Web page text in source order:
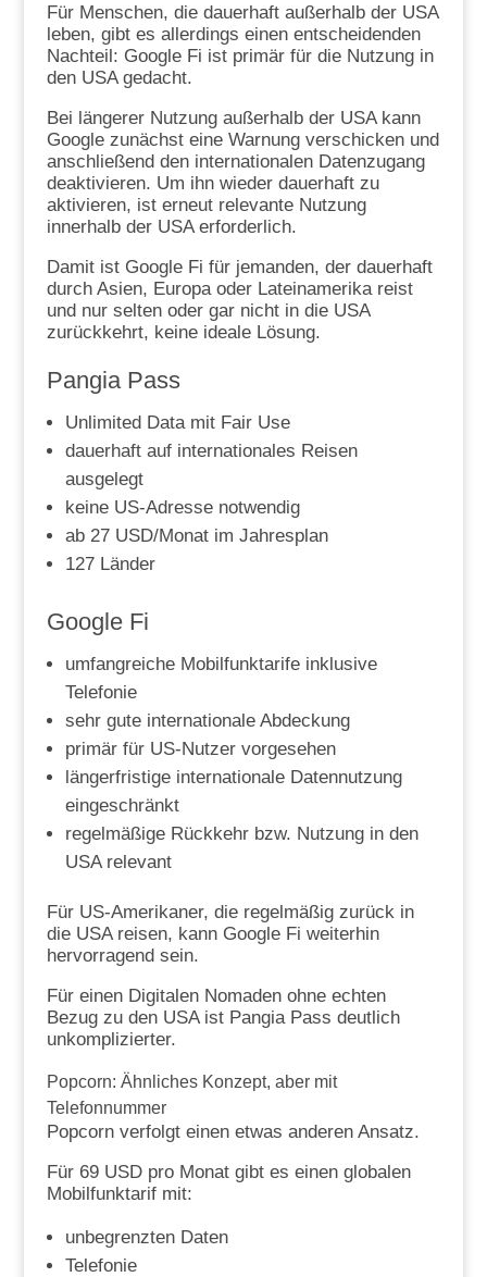
Für Menschen, die dauerhaft außerhalb der USA
leben, gibt es allerdings einen entscheidenden
Nachteil: Google Fi ist primär für die Nutzung in
den USA gedacht.
Bei längerer Nutzung außerhalb der USA kann
Google zunächst eine Warnung verschicken und
anschließend den internationalen Datenzugang
deaktivieren. Um ihn wieder dauerhaft zu
aktivieren, ist erneut relevante Nutzung
innerhalb der USA erforderlich.
Damit ist Google Fi für jemanden, der dauerhaft
durch Asien, Europa oder Lateinamerika reist
und nur selten oder gar nicht in die USA
zurückkehrt, keine ideale Lösung.
Pangia Pass
Unlimited Data mit Fair Use
dauerhaft auf internationales Reisen
ausgelegt
keine US-Adresse notwendig
ab 27 USD/Monat im Jahresplan
127 Länder
Google Fi
umfangreiche Mobilfunktarife inklusive
Telefonie
sehr gute internationale Abdeckung
primär für US-Nutzer vorgesehen
längerfristige internationale Datennutzung
eingeschränkt
regelmäßige Rückkehr bzw. Nutzung in den
USA relevant
Für US-Amerikaner, die regelmäßig zurück in
die USA reisen, kann Google Fi weiterhin
hervorragend sein.
Für einen Digitalen Nomaden ohne echten
Bezug zu den USA ist Pangia Pass deutlich
unkomplizierter.
Popcorn: Ähnliches Konzept, aber mit
Telefonnummer
Popcorn verfolgt einen etwas anderen Ansatz.
Für 69 USD pro Monat gibt es einen globalen
Mobilfunktarif mit:
unbegrenzten Daten
Telefonie